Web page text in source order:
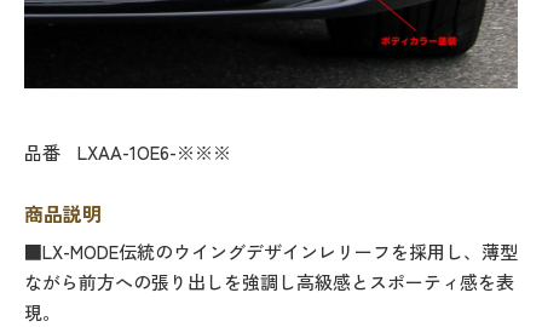
品番 LXAA-1OE6-※※※
商品説明
■LX-MODE伝統のウイングデザインレリーフを採用し、薄型
ながら前方への張り出しを強調し高級感とスポーティ感を表
現。